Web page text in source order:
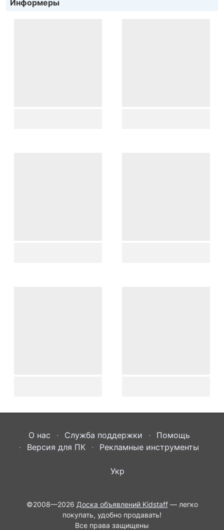
Информеры
О нас Служба поддержки
Помощь
Версия для ПК
Рекламные инструменты
Укр
©2008—2026 Доска объявлений Kidstaff— легко
покупать, удобно продавать!
Все права защищены